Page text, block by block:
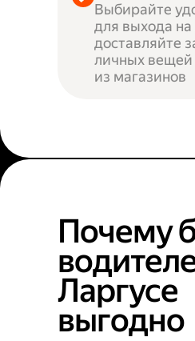
Выбирайте
для выхода
доставляйте
личных вещей
из магазинов
Почему
Ларгусе
выгодно